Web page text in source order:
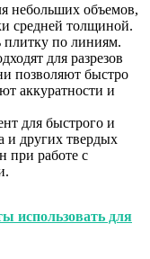
небольших объемов,
средней толщиной.
плитку по линиям.
для разрезов
позволяют быстро
аккуратности и
для быстрого и
и других твердых
при работе с
использовать для